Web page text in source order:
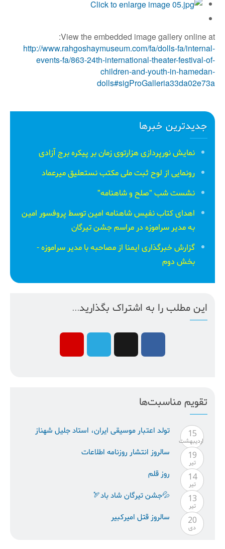
View the embedded image gallery online at:
http://www.rahgoshaymuseum.com/fa/dolls-fa/internal-
events-fa/863-24th-international-theater-festival-of-
children-and-youth-in-hamedan-
dolls#sigProGalleria33da02e73a
جدیدترین خبرها
نمایش نورپردازی هزارتوی زمان بر پیکره برج آزادی
رونمایی از لوح ثبت ملی مكتب نستعلیق میرعماد
نشست شب "صلح و شاهنامه"
اهدای کتاب نفیس شاهنامه امین توسط پروفسور امین
به مدیر سراموزه در مراسم جشن تیرگان
گزارش خبرگذاری ایمنا از مصاحبه با مدیر سراموزه -
بخش دوم
این مطلب را به اشتراک بگذارید...
تقویم مناسبت‌ها
15
ارديبهشت
تولد اعتبار موسيقى ايران، استاد جليل شهناز
19
تیر
سالروز انتشار روزنامه اطلاعات
14
تیر
روز قلم
13
تیر
💦جشن تیرگان شاد باد🏹
20
دی
سالروز قتل امیرکبیر